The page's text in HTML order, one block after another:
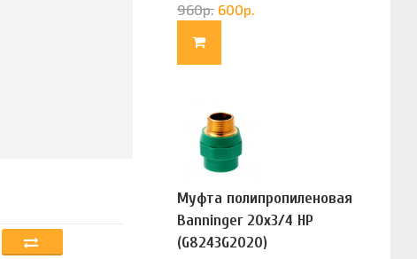
960р. 600р.
Муфта полипропиленовая
Banninger 20х3/4 НР
(G8243G2020)